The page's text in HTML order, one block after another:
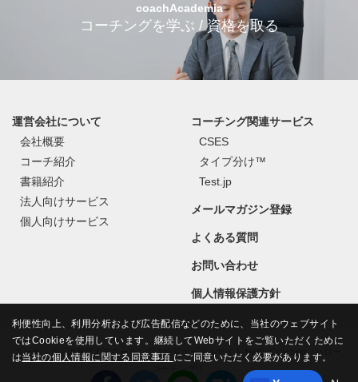
coachAcademia
コーチングを学ぶ / 資格を取る
運営会社について
会社概要
コーチ紹介
書籍紹介
法人向けサービス
個人向けサービス
コーチング関連サービス
CSES
タイプ分け™
Test.jp
メールマガジン登録
よくある質問
お問い合わせ
個人情報保護方針
コーチ・エィの運営するコーチングの情報ポータルサイト Hello, Coaching（ハロー,
コーチング!）
利便性向上、利用分析および広告配信などのために、当社のウェブサイト
ではCookieを使用しています。継続してWebサイトをご覧いただくために
は当社の個人情報に関する同意事項 にご同意いただく必要があります。